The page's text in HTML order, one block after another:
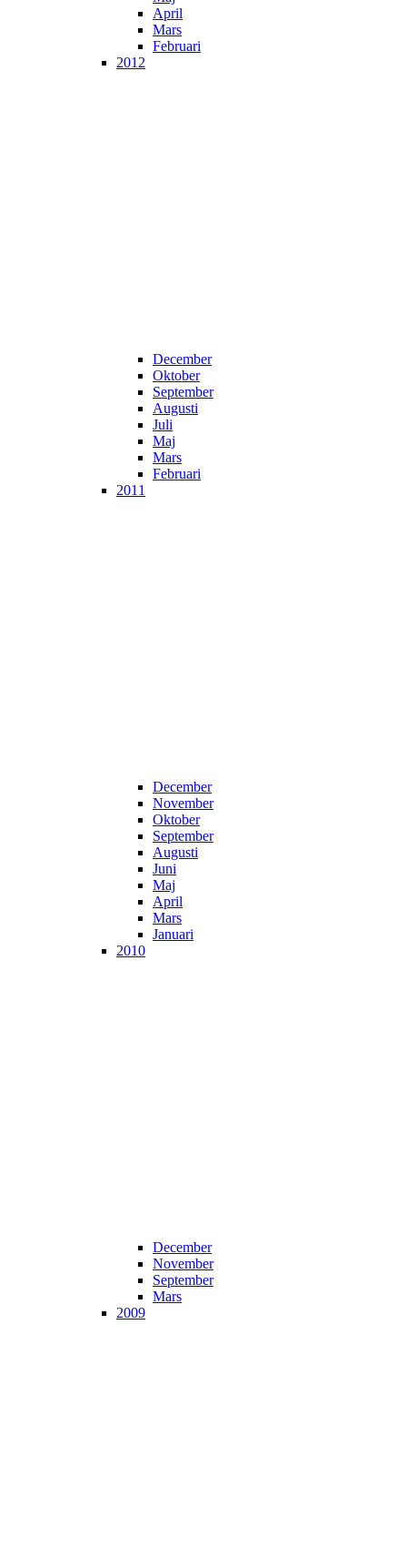
April
Mars
Februari
2012
December
Oktober
September
Augusti
Juli
Maj
Mars
Februari
2011
December
November
Oktober
September
Augusti
Juni
Maj
April
Mars
Januari
2010
December
November
September
Mars
2009